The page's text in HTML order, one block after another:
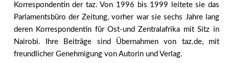
Korrespondentin der taz. Von 1996 bis 1999 leitete sie das
Parlamentsbüro der Zeitung, vorher war sie sechs Jahre lang
deren Korrespondentin für Ost-und Zentralafrika mit Sitz in
Nairobi. Ihre Beiträge sind Übernahmen von taz.de, mit
freundlicher Genehmigung von Autorin und Verlag.